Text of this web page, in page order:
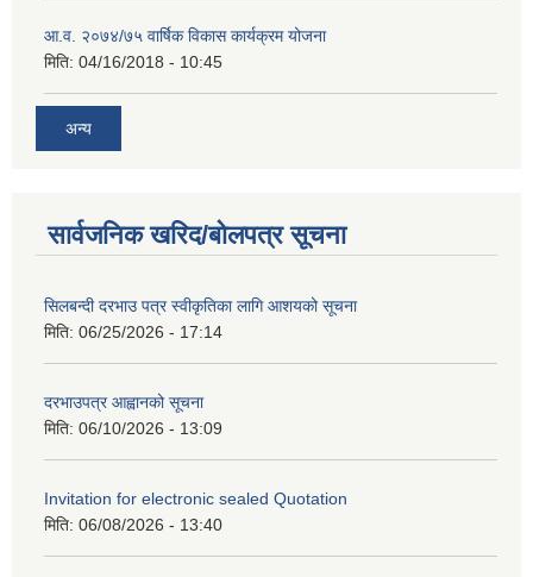
आ.व. २०७४/७५ वार्षिक विकास कार्यक्रम योजना
मिति: 04/16/2018 - 10:45
अन्य
सार्वजनिक खरिद/बोलपत्र सूचना
सिलबन्दी दरभाउ पत्र स्वीकृतिका लागि आशयको सूचना
मिति: 06/25/2026 - 17:14
दरभाउपत्र आह्वानको सूचना
मिति: 06/10/2026 - 13:09
Invitation for electronic sealed Quotation
मिति: 06/08/2026 - 13:40